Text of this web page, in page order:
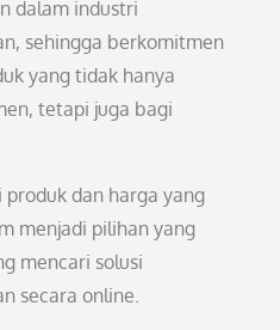
dalam industri
sehingga berkomitmen
yang tidak hanya
tetapi juga bagi
dan harga yang
menjadi pilihan yang
mencari solusi
secara online.